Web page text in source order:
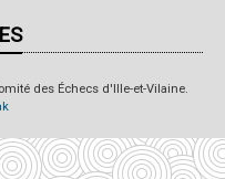
des Échecs d'Ille-et-Vilaine.